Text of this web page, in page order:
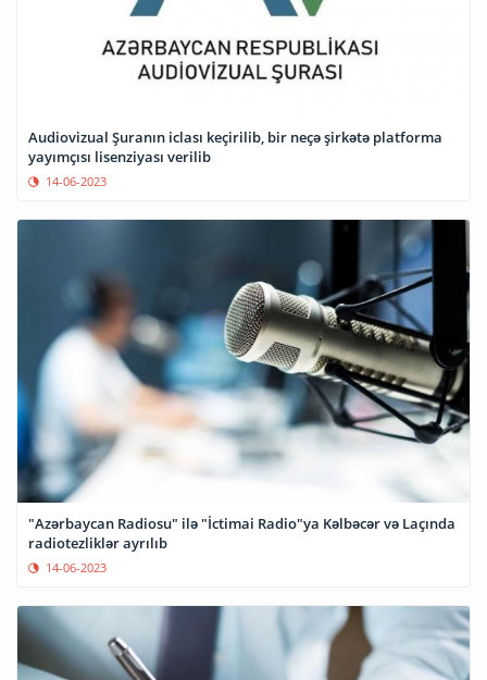
Audiovizual Şuranın iclası keçirilib, bir neçə şirkətə platforma
yayımçısı lisenziyası verilib
14-06-2023
"Azərbaycan Radiosu" ilə "İctimai Radio"ya Kəlbəcər və Laçında
radiotezliklər ayrılıb
14-06-2023